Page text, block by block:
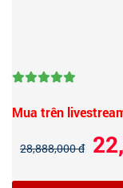
Mua trên
28,888,000 đ